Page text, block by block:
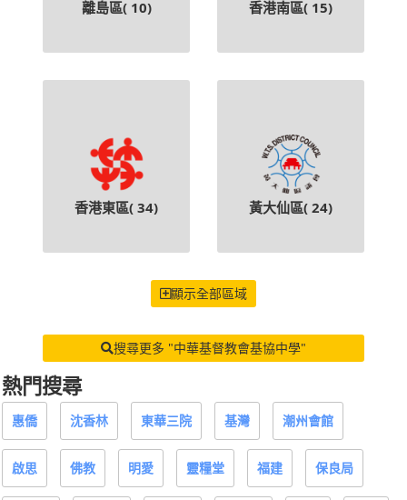
離島區( 10) 香港南區( 15)
香港東區( 34) 黃大仙區( 24)
顯示全部區域
搜尋更多 "中華基督教會基協中學"
熱門搜尋
惠僑 沈香林 東華三院 基灣 潮州會館
啟思 佛教 明愛 靈糧堂 福建 保良局